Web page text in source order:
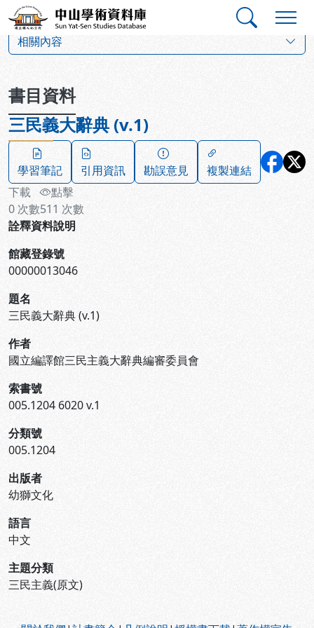
跳到主要內容
中山學術資料庫
相關內容
書目資料
三民義大辭典 (v.1)
學習筆記 引用資訊 勘誤意見
複製連結
下載
0 次數
點擊
511 次數
詮釋資料說明
館藏登錄號
00000013046
題名
三民義大辭典 (v.1)
作者
國立編譯館三民主義大辭典編審委員會
索書號
005.1204 6020 v.1
分類號
005.1204
出版者
幼獅文化
語言
中文
主題分類
三民主義(原文)